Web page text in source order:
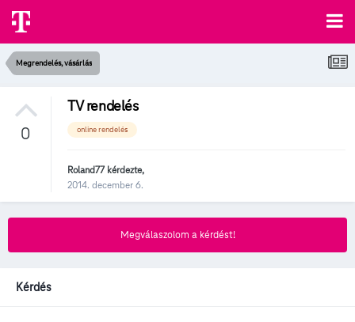
Megrendelés, vásárlás
0
TV rendelés
online rendelés
Roland77 kérdezte,
2014. december 6.
Megválaszolom a kérdést!
Kérdés